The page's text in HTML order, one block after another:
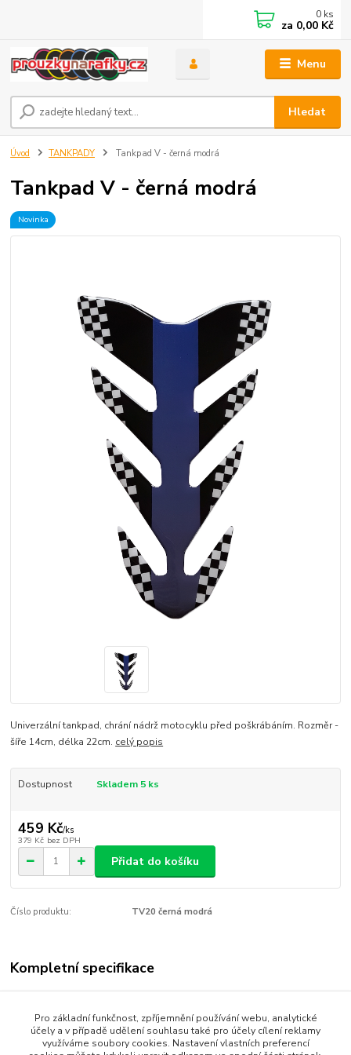
Menu
Hledat
0 ks
za 0,00 Kč
Úvod TANKPADY Tankpad V - černá modrá
Tankpad V - černá modrá
Novinka
Univerzální tankpad, chrání nádrž motocyklu před poškrábáním. Rozměr -
šíře 14cm, délka 22cm. celý popis
Dostupnost Skladem 5 ks
459 Kč/ks
379 Kč bez DPH
Přidat do košíku
Číslo produktu: TV20 černá modrá
Kompletní specifikace
Univerzální tankpad, chrání nádrž motocyklu před poškrábáním.
Rozměr - šíře 14cm, délka 22cm.
Pro základní funkčnost, zpříjemnění používání webu, analytické
účely a v případě udělení souhlasu také pro účely cílení reklamy
využíváme soubory cookies. Nastavení vlastních preferencí